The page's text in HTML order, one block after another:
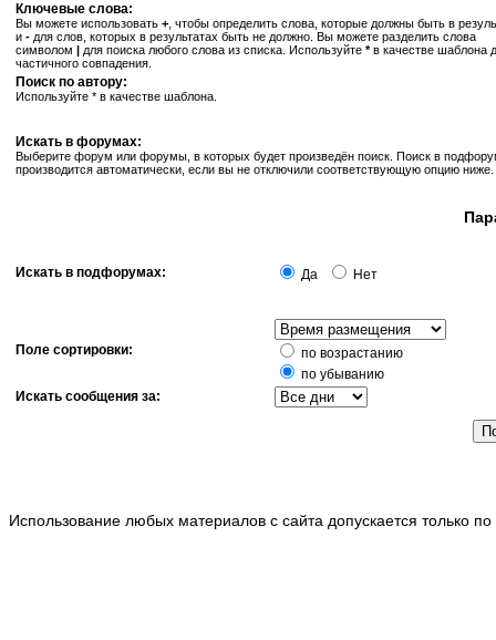
Ключевые слова:
Вы можете использовать + , чтобы определить слова, которые должны быть в
и - для слов, которых в результатах быть не должно. Вы можете разделить слова
символом | для поиска любого слова из списка. Используйте *в качестве шаблона
частичного совпадения.
Поиск по автору:
Используйте * в качестве шаблона.
Искать в форумах:
Выберите форум или форумы, в которых будет произведён поиск. Поиск в
производится автоматически, если вы не отключили соответствующую опцию ниже.
Искать в подфорумах: Да Нет
Поле сортировки:
по возрастанию
по убыванию
Искать сообщения за:
Использование любых материалов с сайта допускается только